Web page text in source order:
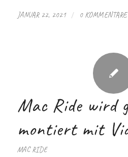
JANUAR 22, 2021 / 0 KOMMENTARE
Mac Ride wird
montiert mit
MAC RIDE